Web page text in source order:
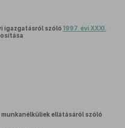
igazgatásról szóló 1997. évi XXXI.
ellátásáról szóló